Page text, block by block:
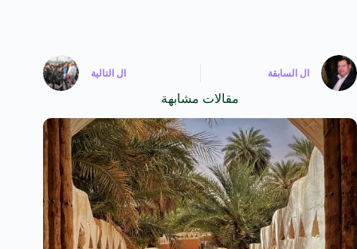
ال السابقة ال التالية
مقالات مشابهة